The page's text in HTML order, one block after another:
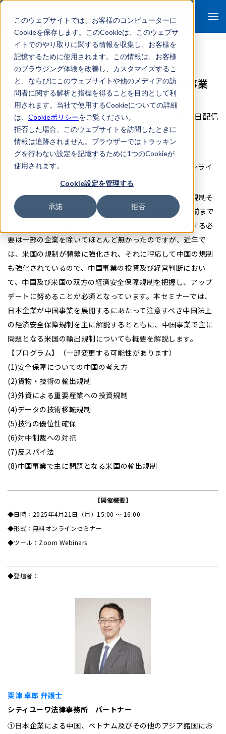
このウェブサイトでは、お客様のコンピューターに
Cookieを保存します。このCookieは、このウェブサ
イトでのやり取りに関する情報を収集し、お客様を
記憶するために使用されます。この情報は、お客様
のブラウジング体験を改善し、カスタマイズするこ
と、ならびにこのウェブサイトや他のメディアの訪
問者に関する解析と指標を得ることを目的として利
用されます。当社で使用するCookieについての詳細
は、 Cookieポリシーをご覧ください。
拒否した場合、このウェブサイトを訪問したときに
情報は追跡されません。ブラウザーではトラッキン
グを行わない設定を記憶するために1つのCookieが
使用されます。
Cookie設定を管理する
承諾 拒否
【4/21開催オンラインセミナー】中国事業
において注意すべき経済安全保障規制
2025年02月28日配信
イベント/セミナー リスクマネジメントセミナー
【シティユーワ法律事務所 / 株式会社FRONTEO 共催オンライ
日本でも頻繁に報道されていますように、米中間の輸出規制そ
の他の経済安全保障規制は年々強化されています。10年前まで
は日本企業の中国事業において経済安全保障規制に留意する必
要は一部の企業を除いてほとんど無かったのですが、近年で
は、米国の規制が頻繁に強化され、それに呼応して中国の規制
も強化されているので、中国事業の投資及び経営判断におい
て、中国及び米国の双方の経済安全保障規制を把握し、アップ
デートに努めることが必須となっています。本セミナーでは、
日本企業が中国事業を展開するにあたって注意すべき中国法上
の経済安全保障規制を主に解説するとともに、中国事業で主に
問題となる米国の輸出規制についても概要を解説します。
【プログラム】（一部変更する可能性があります）
(1)安全保障についての中国の考え方
(2)貨物・技術の輸出規制
(3)外資による重要産業への投資規制
(4)データの技術移転規制
(5)技術の優位性確保
(6)対中制裁への対抗
(7)反スパイ法
(8)中国事業で主に問題となる米国の輸出規制
【開催概要】
◆日時：2025年4月21日（月）15:00 ～ 16:00
◆形式：無料オンラインセミナー
◆ツール：Zoom Webinars
◆登壇者：
粟津 卓郎 弁護士
シティユーワ法律事務所 パートナー
①日本企業による中国、ベトナム及びその他のアジア諸国にお